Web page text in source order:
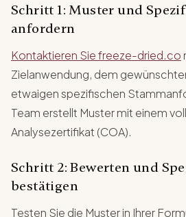
Schritt 1: Muster und
anfordern
Kontaktieren Sie freeze-dried.co
Zielanwendung, dem
etwaigen spezifischen
Team erstellt Muster mit einem
Analysezertifikat (COA).
Schritt 2: Bewerten und
bestätigen
Testen Sie die Muster in Ihrer